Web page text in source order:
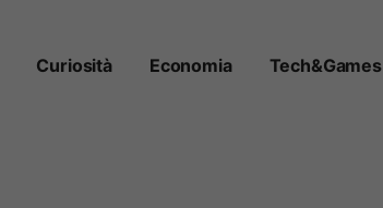
Curiosità Economia Tech&Games